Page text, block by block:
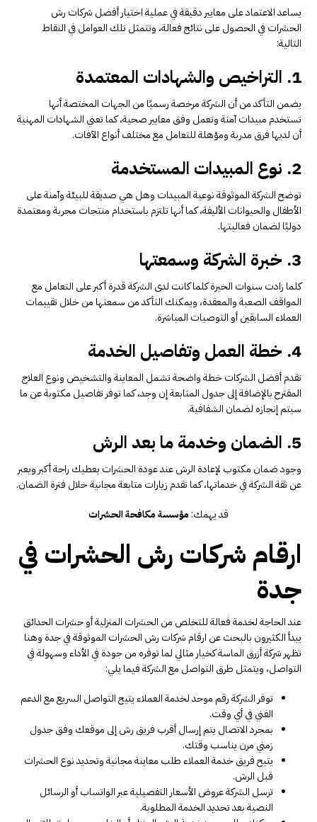
يساعد الاعتماد على معايير دقيقة في عملية اختيار أفضل شركات رش
الحشرات في الحصول على نتائج فعالة، وتتمثل تلك العوامل في النقاط
التالية:
1. التراخيص والشهادات المعتمدة
يضمن التأكد من أن الشركة مرخصة رسميًا من الجهات المختصة أنها
تستخدم مبيدات آمنة وتعمل وفق معايير صحية، كما تعني الشهادات المهنية
أن لديها فرق مدربة ومؤهلة للتعامل مع مختلف أنواع الآفات.
2. نوع المبيدات المستخدمة
توضح الشركة الموثوقة نوعية المبيدات وهل هي صديقة للبيئة وآمنة على
الأطفال والحيوانات الأليفة، كما أنها تلتزم باستخدام منتجات مجربة ومعتمدة
دوليًا لضمان فعاليتها.
3. خبرة الشركة وسمعتها
كلما زادت سنوات الخبرة كلما كانت لدى الشركة قدرة أكبر على التعامل مع
المواقف الصعبة والمعقدة، ويمكنك التأكد من سمعتها من خلال تقييمات
العملاء السابقين أو التوصيات المباشرة.
4. خطة العمل وتفاصيل الخدمة
تقدم أفضل الشركات خطة واضحة تشمل المعاينة والتشخيص ونوع العلاج
المقترح بالإضافة إلى جدول المتابعة إن وجد، كما توفر تفاصيل مكتوبة عن ما
سيتم إنجازه لضمان الشفافية.
5. الضمان وخدمة ما بعد الرش
وجود ضمان مكتوب لإعادة الرش عند عودة الحشرات يعطيك راحة أكبر ويعبر
عن ثقة الشركة في خدماتها، كما تقدم زيارات متابعة مجانية خلال فترة الضمان.
قد يهمك:مؤسسة مكافحة الحشرات
ارقام شركات رش الحشرات في
جدة
عند الحاجة لخدمة فعالة للتخلص من الحشرات المنزلية أو حشرات الحدائق
يبدأ الكثيرون بالبحث عن ارقام شركات رش الحشرات الموثوقة في جدة وهنا
تظهر شركة أزرق الماسة كخيار مثالي لما توفره من جودة في الأداء وسهولة في
التواصل، ويتمثل طرق التواصل مع الشركة فيما يلي:
توفر الشركة رقم موحد لخدمة العملاء يتيح التواصل السريع مع الدعم
الفني في أي وقت.
بمجرد الاتصال يتم إرسال أقرب فريق رش إلى موقعك وفق جدول
زمني مرن يناسب وقتك.
يتيح فريق خدمة العملاء طلب معاينة مجانية وتحديد نوع الحشرات
قبل الرش.
ترسل الشركة عروض الأسعار التفصيلية عبر الواتساب أو الرسائل
النصية بعد تحديد الخدمة المطلوبة.